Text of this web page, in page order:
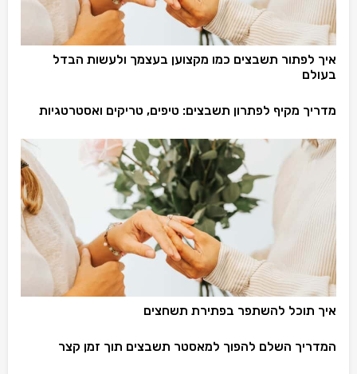
איך לפתור תשבצים כמו מקצוען בעצמך ולעשות הבדל
בעולם
מדריך מקיף לפתרון תשבצים: טיפים, טריקים ואסטרטגיות
איך תוכל להשתפר בפתירת תשחצים
המדריך השלם להפוך למאסטר תשבצים תוך זמן קצר